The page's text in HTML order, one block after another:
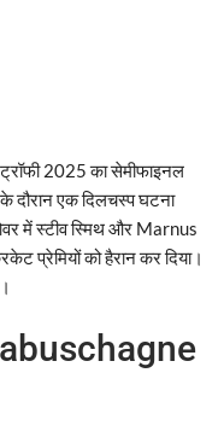
2025 का सेमीफाइनल
दौरान एक दिलचस्प घटना
में स्टीव स्मिथ और Marnus
प्रेमियों को हैरान कर दिया।